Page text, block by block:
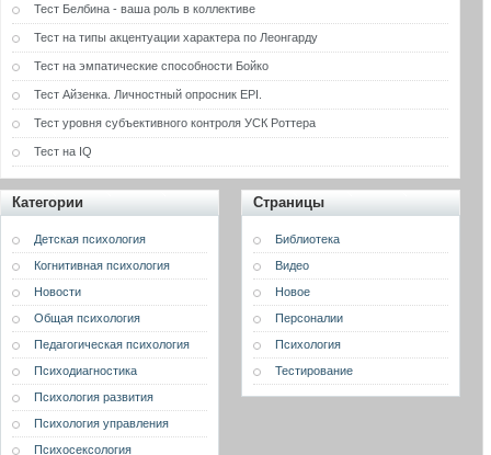
Тест Белбина - ваша роль в коллективе
Тест на типы акцентуации характера по Леонгарду
Тест на эмпатические способности Бойко
Тест Айзенка. Личностный опросник EPI.
Тест уровня субъективного контроля УСК Роттера
Тест на IQ
Категории
Детская психология
Когнитивная психология
Новости
Общая психология
Педагогическая психология
Психодиагностика
Психология развития
Психология управления
Психосексология
Страницы
Библиотека
Видео
Новое
Персоналии
Психология
Тестирование